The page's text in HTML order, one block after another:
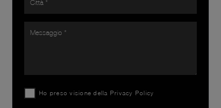
Ho preso visione della Privacy Policy